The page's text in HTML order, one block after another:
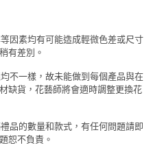
因素均有可能造成輕微色差或尺寸
有差別。
不一樣，故未能做到每個產品與在
缺貨，花藝師將會適時調整更換花
品的數量和款式，有任何問題請即
恕不負責。